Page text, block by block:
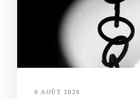
6 AOÛT 2026